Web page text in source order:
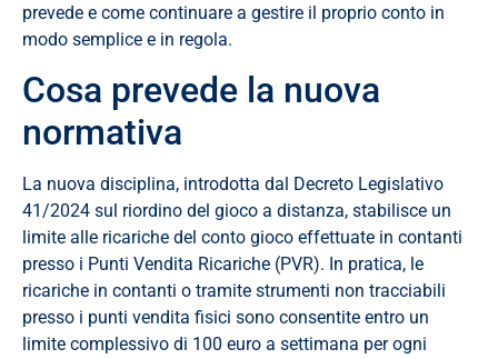
prevede e come continuare a gestire il proprio conto in
modo semplice e in regola.
Cosa prevede la nuova
normativa
La nuova disciplina, introdotta dal Decreto Legislativo
41/2024 sul riordino del gioco a distanza, stabilisce un
limite alle ricariche del conto gioco effettuate in contanti
presso i Punti Vendita Ricariche (PVR). In pratica, le
ricariche in contanti o tramite strumenti non tracciabili
presso i punti vendita fisici sono consentite entro un
limite complessivo di 100 euro a settimana per ogni